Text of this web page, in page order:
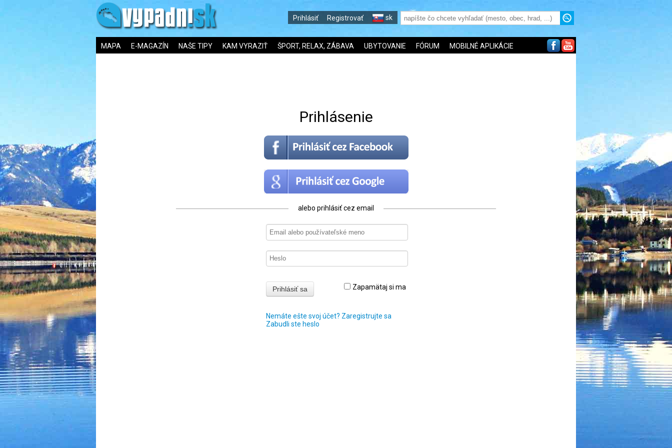
Prihlásiť Registrovať sk
MAPA E-MAGAZÍN NAŠE TIPY KAM VYRAZIŤ ŠPORT, RELAX, ZÁBAVA UBYTOVANIE FÓRUM MOBILNÉ APLIKÁCIE
Prihlásenie
alebo prihlásiť cez email
Zapamätaj si ma
Nemáte ešte svoj účet? Zaregistrujte sa
Zabudli ste heslo